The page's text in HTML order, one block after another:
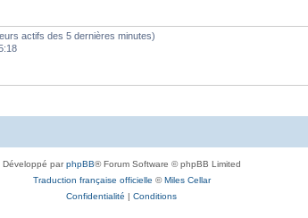
actifs des 5 dernières minutes)
Développé parphpBB® Forum Software © phpBB Limited
Traduction française officielle ©Miles Cellar
Confidentialité | Conditions